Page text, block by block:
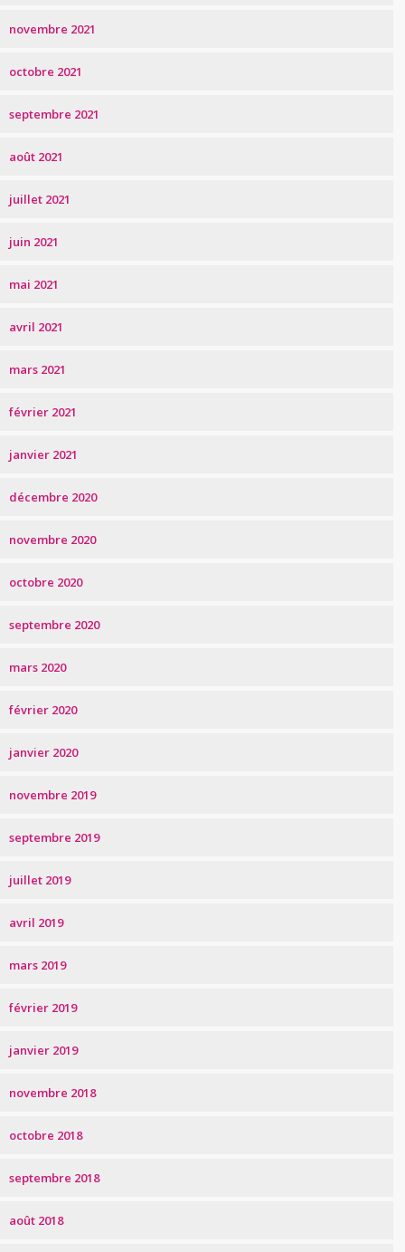
novembre 2021
octobre 2021
septembre 2021
août 2021
juillet 2021
juin 2021
mai 2021
avril 2021
mars 2021
février 2021
janvier 2021
décembre 2020
novembre 2020
octobre 2020
septembre 2020
mars 2020
février 2020
janvier 2020
novembre 2019
septembre 2019
juillet 2019
avril 2019
mars 2019
février 2019
janvier 2019
novembre 2018
octobre 2018
septembre 2018
août 2018